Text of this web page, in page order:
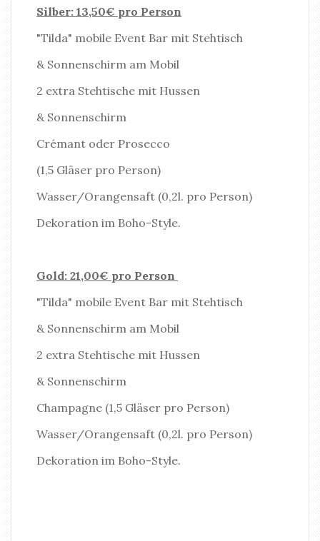
Silber: 13,50€ pro Person
"Tilda" mobile Event Bar mit Stehtisch
& Sonnenschirm am Mobil
2 extra Stehtische mit Hussen
& Sonnenschirm
Crémant oder Prosecco
(1,5 Gläser pro Person)
Wasser/Orangensaft (0,2l. pro Person)
Dekoration im Boho-Style.
Gold: 21,00€ pro Person
"Tilda" mobile Event Bar mit Stehtisch
& Sonnenschirm am Mobil
2 extra Stehtische mit Hussen
& Sonnenschirm
Champagne (1,5 Gläser pro Person)
Wasser/Orangensaft (0,2l. pro Person)
Dekoration im Boho-Style.